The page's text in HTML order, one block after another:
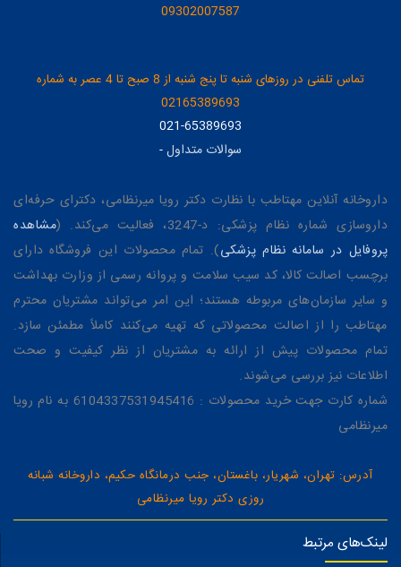
09302007587
تماس تلفنی در روزهای شنبه تا پنج شنبه از 8 صبح تا 4 عصر به شماره
02165389693
021-65389693
سوالات متداول-
داروخانه آنلاین مهتاطب با نظارت دکتر رویا میرنظامی، دکترای حرفه‌ای
داروسازی شماره نظام پزشکی: د-3247، فعالیت می‌کند. (
مشاهده
پروفایل در سامانه نظام پزشکی). تمام محصولات این فروشگاه دارای
برچسب اصالت کالا، کد سیب سلامت و پروانه رسمی از وزارت بهداشت
و سایر سازمان‌های مربوطه هستند؛ این امر می‌تواند مشتریان محترم
مهتاطب را از اصالت محصولاتی که تهیه می‌کنند کاملاً مطمئن سازد.
تمام محصولات پیش از ارائه به مشتریان از نظر کیفیت و صحت
اطلاعات نیز بررسی می‌شوند.
شماره کارت جهت خرید محصولات : 6104337531945416 به نام رویا
میرنظامی
آدرس: تهران، شهریار، باغستان، جنب درمانگاه حکیم، داروخانه شبانه
روزی دکتر رویا میرنظامی
لینک‌های مرتبط